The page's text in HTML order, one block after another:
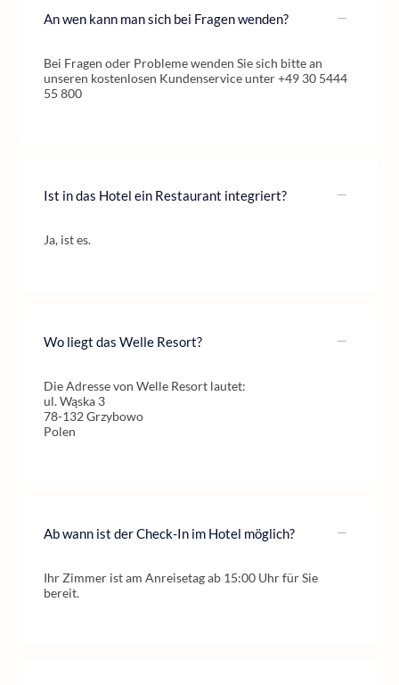
An wen kann man sich bei Fragen wenden?
Bei Fragen oder Probleme wenden Sie sich bitte an
unseren kostenlosen Kundenservice unter +49 30 5444
55 800
Ist in das Hotel ein Restaurant integriert?
Ja, ist es.
Wo liegt das Welle Resort?
Die Adresse von Welle Resort lautet:
ul. Wąska 3
78-132 Grzybowo
Polen
Ab wann ist der Check-In im Hotel möglich?
Ihr Zimmer ist am Anreisetag ab 15:00 Uhr für Sie
bereit.